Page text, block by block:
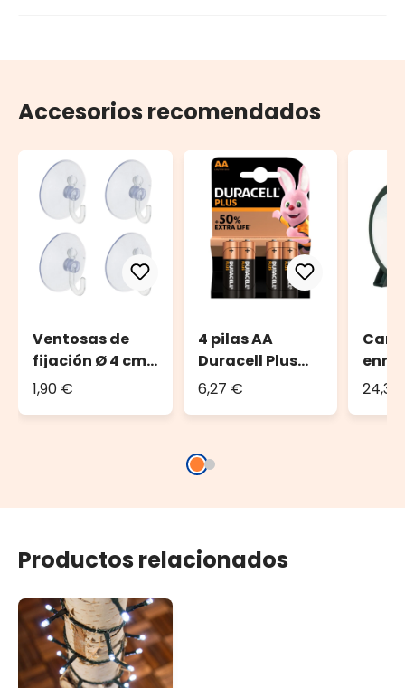
Accesorios recomendados
Ventosas de
fijación Ø 4 cm
(set de 4)
1,90 €
4 pilas AA
Duracell Plus
Power
6,27 €
Productos relacionados